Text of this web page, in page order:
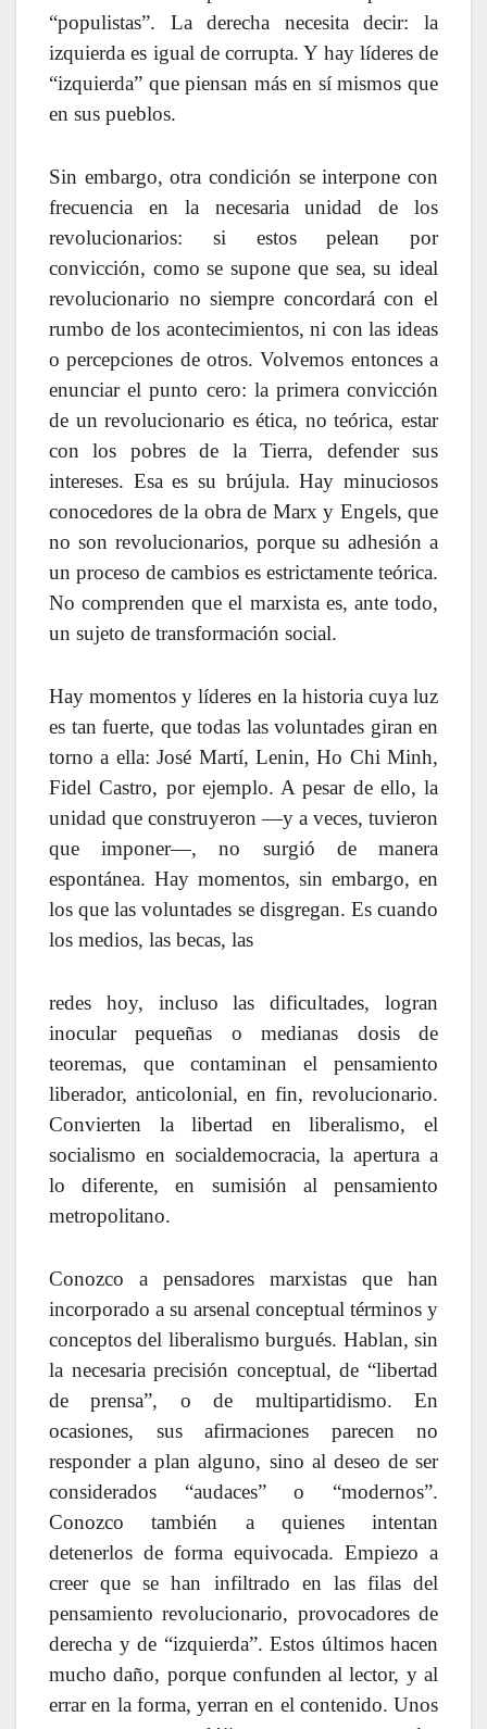
“populistas”. La derecha necesita decir: la
izquierda es igual de corrupta. Y hay líderes de
“izquierda” que piensan más en sí mismos que
en sus pueblos.
Sin embargo, otra condición se interpone con
frecuencia en la necesaria unidad de los
revolucionarios: si estos pelean por
convicción, como se supone que sea, su ideal
revolucionario no siempre concordará con el
rumbo de los acontecimientos, ni con las ideas
o percepciones de otros. Volvemos entonces a
enunciar el punto cero: la primera convicción
de un revolucionario es ética, no teórica, estar
con los pobres de la Tierra, defender sus
intereses. Esa es su brújula. Hay minuciosos
conocedores de la obra de Marx y Engels, que
no son revolucionarios, porque su adhesión a
un proceso de cambios es estrictamente teórica.
No comprenden que el marxista es, ante todo,
un sujeto de transformación social.
Hay momentos y líderes en la historia cuya luz
es tan fuerte, que todas las voluntades giran en
torno a ella: José Martí, Lenin, Ho Chi Minh,
Fidel Castro, por ejemplo. A pesar de ello, la
unidad que construyeron —y a veces, tuvieron
que imponer—, no surgió de manera
espontánea. Hay momentos, sin embargo, en
los que las voluntades se disgregan. Es cuando
los medios, las becas, las
redes hoy, incluso las dificultades, logran
inocular pequeñas o medianas dosis de
teoremas, que contaminan el pensamiento
liberador, anticolonial, en fin, revolucionario.
Convierten la libertad en liberalismo, el
socialismo en socialdemocracia, la apertura a
lo diferente, en sumisión al pensamiento
metropolitano.
Conozco a pensadores marxistas que han
incorporado a su arsenal conceptual términos y
conceptos del liberalismo burgués. Hablan, sin
la necesaria precisión conceptual, de “libertad
de prensa”, o de multipartidismo. En
ocasiones, sus afirmaciones parecen no
responder a plan alguno, sino al deseo de ser
considerados “audaces” o “modernos”.
Conozco también a quienes intentan
detenerlos de forma equivocada. Empiezo a
creer que se han infiltrado en las filas del
pensamiento revolucionario, provocadores de
derecha y de “izquierda”. Estos últimos hacen
mucho daño, porque confunden al lector, y al
errar en la forma, yerran en el contenido. Unos